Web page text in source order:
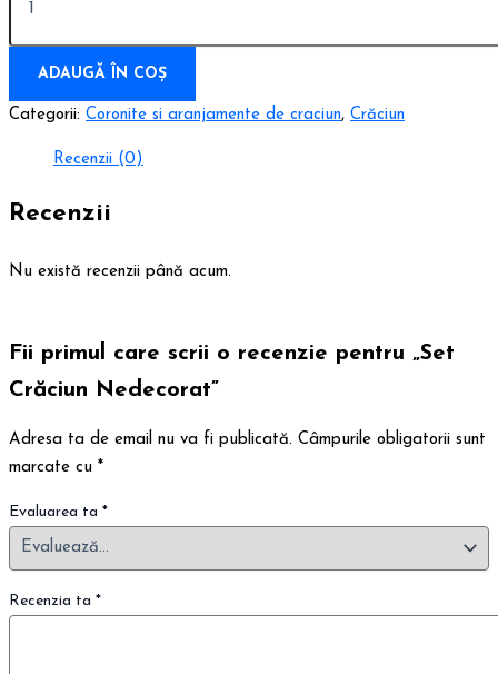
ADAUGĂ ÎN COȘ
Categorii: Coronite si aranjamente de craciun, Crăciun
Recenzii (0)
Recenzii
Nu există recenzii până acum.
Fii primul care scrii o recenzie pentru „Set
Crăciun Nedecorat”
Adresa ta de email nu va fi publicată. Câmpurile obligatorii sunt
marcate cu *
Evaluarea ta *
Recenzia ta *